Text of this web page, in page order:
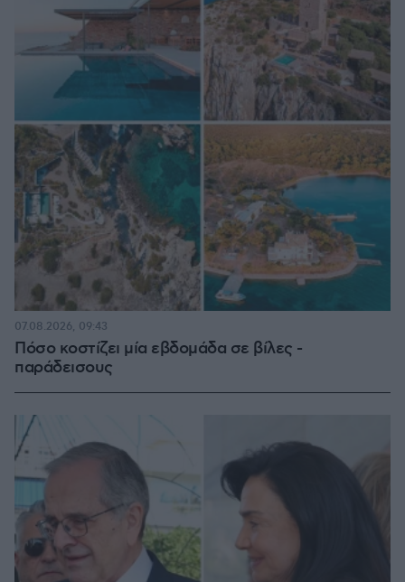
Πόσο κοστίζει μία εβδομάδα σε βίλες -
παράδεισους
07.08.2026, 09:43